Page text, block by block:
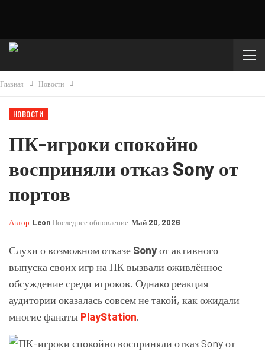
Главная Новости
НОВОСТИ
ПК-игроки спокойно
восприняли отказ Sony от
портов
Автор LeonПоследнее обновление Май 20, 2026
Слухи о возможном отказе Sonyот активного
выпуска своих игр на ПК вызвали оживлённое
обсуждение среди игроков. Однако реакция
аудитории оказалась совсем не такой, как ожидали
многие фанаты PlayStation.